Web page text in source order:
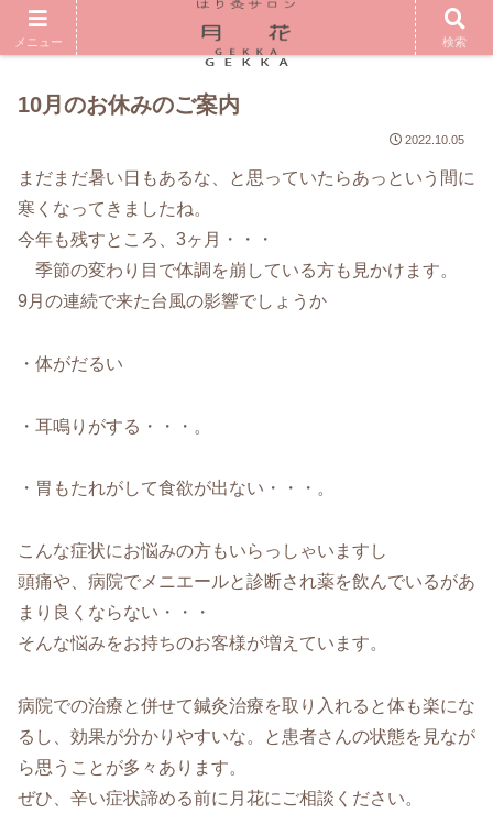
10月のお休みのご案内
2022.10.05
まだまだ暑い日もあるな、と思っていたらあっという間に
寒くなってきましたね。
今年も残すところ、3ヶ月・・・
季節の変わり目で体調を崩している方も見かけます。
9月の連続で来た台風の影響でしょうか
・体がだるい
・耳鳴りがする・・・。
・胃もたれがして食欲が出ない・・・。
こんな症状にお悩みの方もいらっしゃいますし
頭痛や、病院でメニエールと診断され薬を飲んでいるがあ
まり良くならない・・・
そんな悩みをお持ちのお客様が増えています。
病院での治療と併せて鍼灸治療を取り入れると体も楽にな
るし、効果が分かりやすいな。と患者さんの状態を見なが
ら思うことが多々あります。
ぜひ、辛い症状諦める前に月花にご相談ください。
メニュー 検索